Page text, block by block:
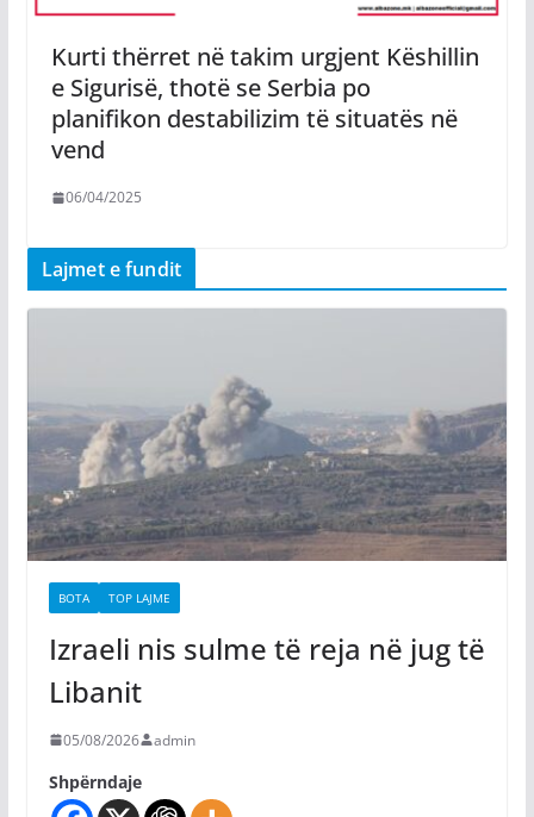
Kurti thërret në takim urgjent Këshillin
e Sigurisë, thotë se Serbia po
planifikon destabilizim të situatës në
vend
06/04/2025
Lajmet e fundit
BOTA TOP LAJME
Izraeli nis sulme të reja në jug të
Libanit
05/08/2026 admin
Shpërndaje